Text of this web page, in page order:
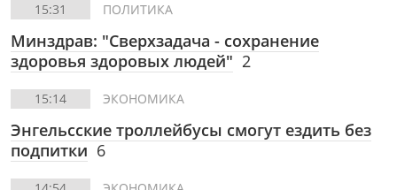
15:31 ПОЛИТИКА
Минздрав: "Сверхзадача - сохранение
здоровья здоровых людей" 2
15:14 ЭКОНОМИКА
Энгельсские троллейбусы смогут ездить без
подпитки 6